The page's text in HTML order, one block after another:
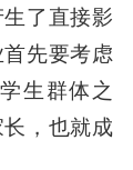
了直接影
先要考虑
生群体之
，也就成